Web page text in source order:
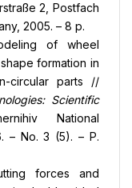
2, Postfach
2005. – 8 p.
of wheel
formation in
circular parts //
Scientific
National
– No. 3 (5). – P.
forces and